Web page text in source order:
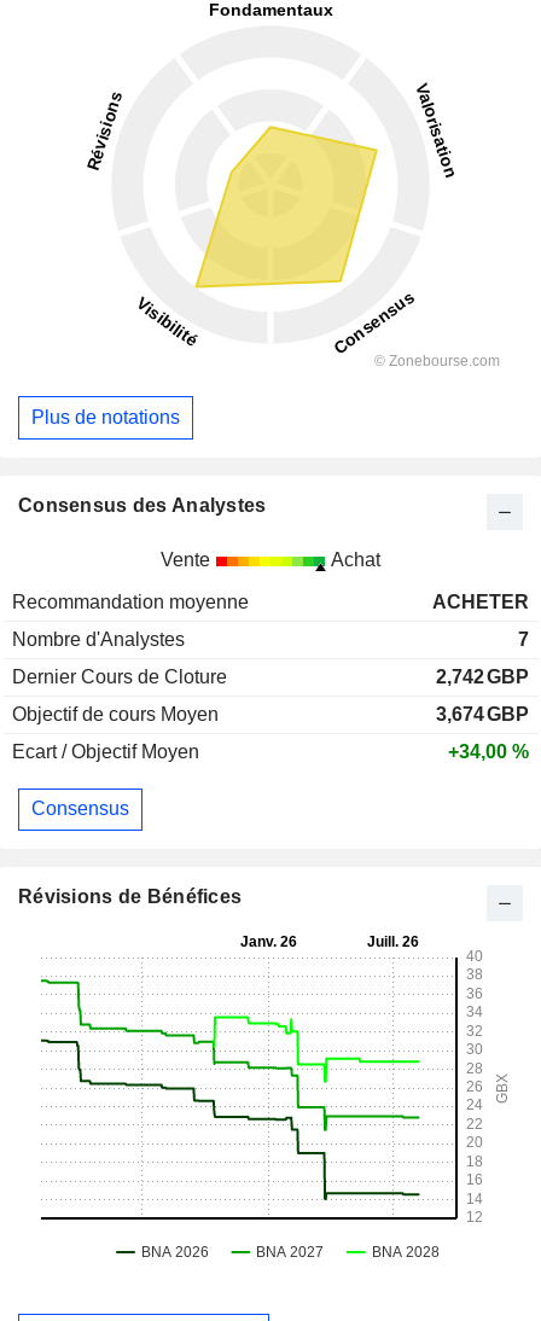
Plus de notations
Consensus des Analystes
Vente Achat
Recommandation moyenne
ACHETER
Nombre d'Analystes
7
Dernier Cours de Cloture
2,742GBP
Objectif de cours Moyen
3,674GBP
Ecart / Objectif Moyen
+34,00 %
Consensus
Révisions de Bénéfices